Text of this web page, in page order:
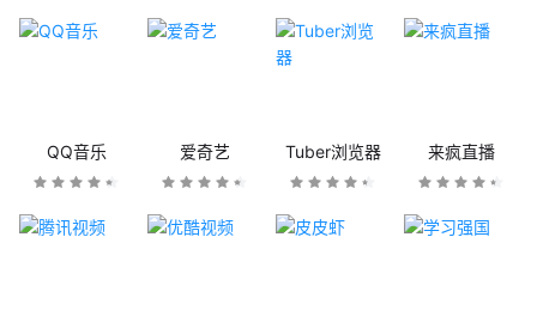
QQ音乐 爱奇艺 Tuber浏览器 来疯直播